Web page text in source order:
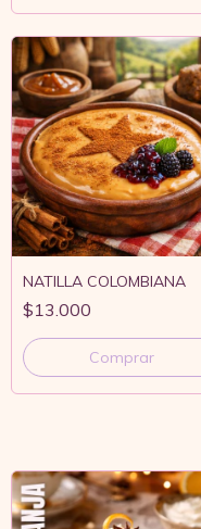
NATILLA COLOMBIANA
$13.000
Comprar